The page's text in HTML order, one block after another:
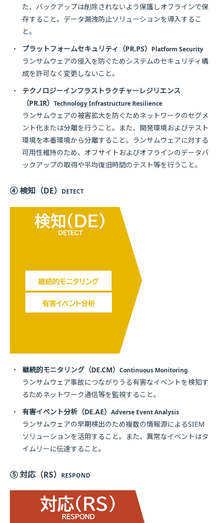
た、バックアップは削除されないよう保護しオフラインで保
存すること。データ漏洩防止ソリューションを導入するこ
と。
・
プラットフォームセキュリティ（PR.PS） Platform Security
ランサムウェアの侵入を防ぐためシステムのセキュリティ構
成を許可なく変更しないこと。
・
テクノロジーインフラストラクチャーレジリエンス
（PR.IR） Technology Infrastructure Resilience
ランサムウェアの被害拡大を防ぐためネットワークのセグメ
ント化または分離を行うこと。また、開発環境およびテスト
環境を本番環境から分離すること。ランサムウェアに対する
可用性維持のため、オフサイトおよびオフラインのデータバ
ックアップの取得や平均復旧時間のテスト等を行うこと。
④ 検知（DE） DETECT
・ 継続的モニタリング（DE.CM） Continuous Monitoring
ランサムウェア事故につながりうる有害なイベントを検知す
るためネットワーク通信等を監視すること。
・
有害イベント分析（DE.AE） Adverse Event Analysis
ランサムウェアの早期検出のため複数の情報源によるSIEM
ソリューションを活用すること。また、異常なイベントはタ
イムリーに伝達すること。
⑤ 対応（RS） RESPOND